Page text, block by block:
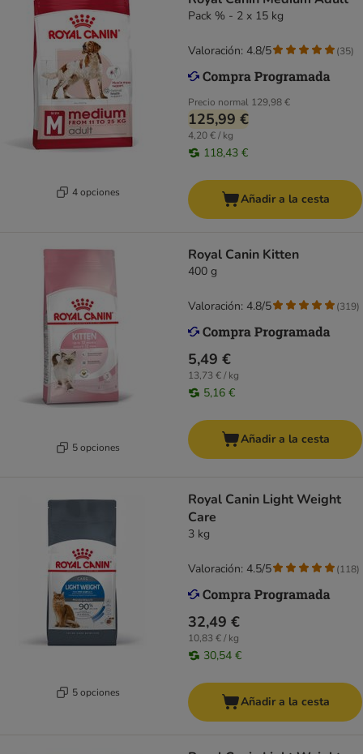
4 opciones
Pack % - 2 x 15 kg
Precio normal 129,98 €
125,99 €
4,20 € / kg
118,43 €
Valoración: 4.8/5 (35)
Añadir a la cesta
5 opciones
Royal Canin Kitten
400 g
5,49 €
13,73 € / kg
5,16 €
Valoración: 4.8/5 (319)
Añadir a la cesta
5 opciones
Royal Canin Light Weight
Care
3 kg
32,49 €
10,83 € / kg
30,54 €
Valoración: 4.5/5 (118)
Añadir a la cesta